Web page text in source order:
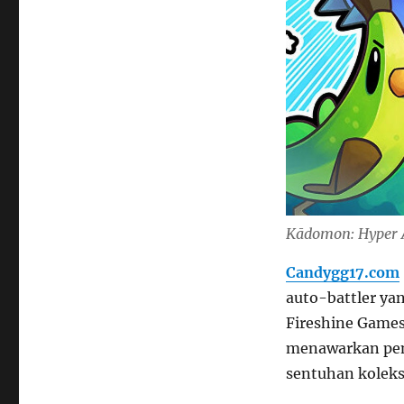
Kādomon:
Candygg17.com
auto-battler
Fireshine
menawarkan
sentuhan